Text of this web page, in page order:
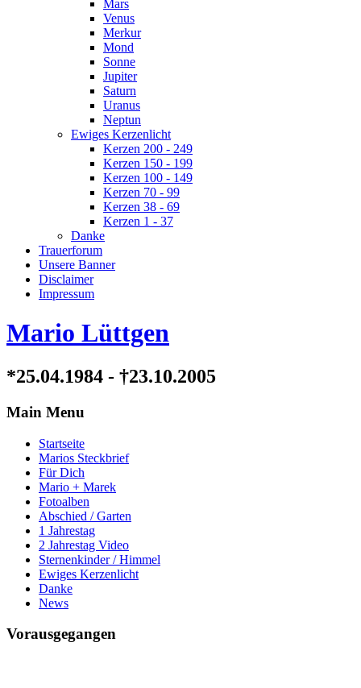
Mars
Venus
Merkur
Mond
Sonne
Jupiter
Saturn
Uranus
Neptun
Ewiges Kerzenlicht
Kerzen 200 - 249
Kerzen 150 - 199
Kerzen 100 - 149
Kerzen 70 - 99
Kerzen 38 - 69
Kerzen 1 - 37
Danke
Trauerforum
Unsere Banner
Disclaimer
Impressum
Mario Lüttgen
*25.04.1984 - †23.10.2005
Main Menu
Startseite
Marios Steckbrief
Für Dich
Mario + Marek
Fotoalben
Abschied / Garten
1 Jahrestag
2 Jahrestag Video
Sternenkinder / Himmel
Ewiges Kerzenlicht
Danke
News
Vorausgegangen